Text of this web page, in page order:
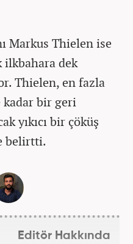
Markus Thielen ise
ilkbahara dek
Thielen, en fazla
kadar bir geri
yıkıcı bir çöküş
belirtti.
Editör Hakkında